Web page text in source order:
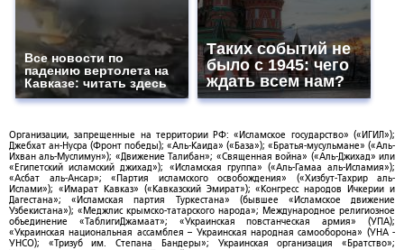
Все новости по
падению вертолета на
Кавказе: читать здесь
Таких событий не
было с 1945: чего
ждать всем нам?
Организации, запрещенные на территории РФ: «Исламское государство» («ИГИЛ»);
Джебхат ан-Нусра (Фронт победы); «Аль-Каида» («База»); «Братья-мусульмане» («Аль-
Ихван аль-Муслимун»); «Движение Талибан»; «Священная война» («Аль-Джихад» или
«Египетский исламский джихад»); «Исламская группа» («Аль-Гамаа аль-Исламия»);
«Асбат аль-Ансар»; «Партия исламского освобождения» («Хизбут-Тахрир аль-
Ислами»); «Имарат Кавказ» («Кавказский Эмират»); «Конгресс народов Ичкерии и
Дагестана»; «Исламская партия Туркестана» (бывшее «Исламское движение
Узбекистана»); «Меджлис крымско-татарского народа»; Международное религиозное
объединение «ТаблигиДжамаат»; «Украинская повстанческая армия» (УПА);
«Украинская национальная ассамблея – Украинская народная самооборона» (УНА -
УНСО); «Тризуб им. Степана Бандеры»; Украинская организация «Братство»;